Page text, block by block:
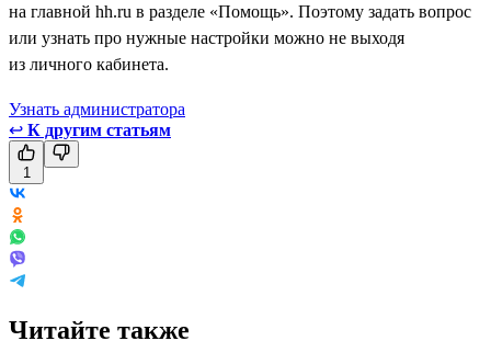
на главной hh.ru в разделе «Помощь». Поэтому задать вопрос
или узнать про нужные настройки можно не выходя
из личного кабинета.
Узнать администратора
↩ К другим статьям
1
Читайте также